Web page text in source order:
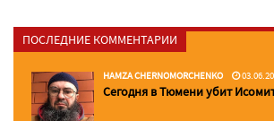
ПОСЛЕДНИЕ КОММЕНТАРИИ
HAMZA CHERNOMORCHENKO
Сегодня в Тюмени убит